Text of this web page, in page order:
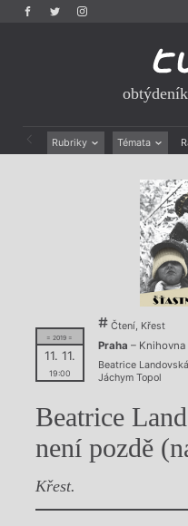
Rubriky Témata
Drobná publicistika
Historie kolonialismu
= 2019 =
11. 11.
19:00
Čtení, Křest
Praha –
Beatrice Landovská
Jáchym Topol
Beatrice
není pozdě
Křest.